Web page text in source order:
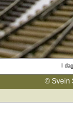
I
© Svein